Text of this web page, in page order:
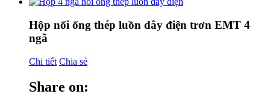
Hộp nối ống thép luồn dây điện trơn EMT 4
ngã
Chi tiết Chia sẻ
Share on: